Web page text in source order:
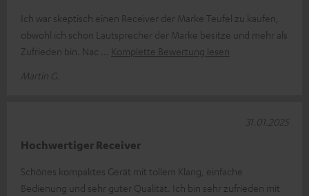
Ich war skeptisch einen Receiver der Marke Teufel zu kaufen,
obwohl ich schon Lautsprecher der Marke besitze und mehr als
Zufrieden bin. Nac
Komplette Bewertung lesen
Martin G.
Hochwertiger Receiver
Schönes kompaktes Gerät mit tollem Klang, einfache
Bedienung und sehr guter Qualität. Ich bin sehr zufrieden mit
31.01.2025